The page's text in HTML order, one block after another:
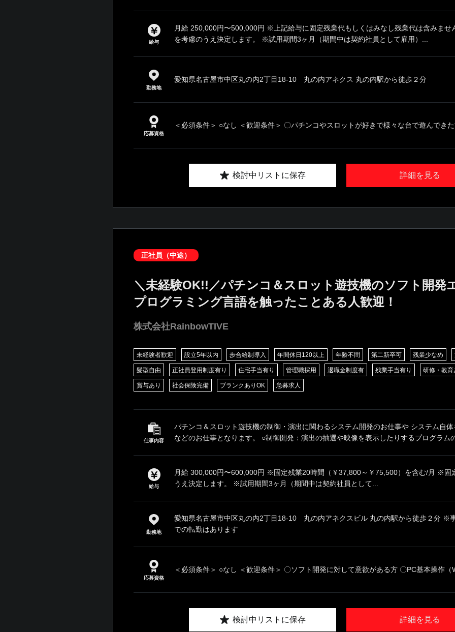
給与
月給 250,000円〜500,000円 ※上記給与に固定残業代もしくはみなし残業代は含みま
を考慮のうえ決定します。 ※試用期間3ヶ月（期間中は契約社員として雇用）...
勤務地
愛知県名古屋市中区丸の内2丁目18-10 丸の内アネクス 丸の内駅から徒歩２分
応募資格
＜必須条件＞ ○なし ＜歓迎条件＞ 〇パチンコやスロットが好きで様々な台で遊んでき
詳細を見る
検討中リストに保存
正社員（中途）
＼未経験OK!!／パチンコ＆スロット遊技機のソフト開発
プログラミング言語を触ったことある人歓迎！
株式会社RainbowTIVE
未経験者歓迎 設立5年以内 歩合給制導入 年間休日120以上 年齢不問 第二新卒可 残業少なめ
髪型自由 正社員登用制度有り 住宅手当有り 管理職採用 退職金制度有 残業手当有り 研修・教育
賞与あり 社会保険完備 ブランクありOK 急募求人
仕事内容
パチンコ＆スロット遊技機の制御・演出に関わるシステム開発のお仕事や システム自
などのお仕事となります。 ○制御開発：演出の抽選や映像を表示したりするプログラム
給与
月給 300,000円〜600,000円 ※固定残業20時間（￥37,800～￥75,500）を含む/月 ※固
うえ決定します。 ※試用期間3ヶ月（期間中は契約社員として...
勤務地
愛知県名古屋市中区丸の内2丁目18-10 丸の内アネクスビル 丸の内駅から徒歩２分 ※
での転勤はあります
応募資格
＜必須条件＞ ○なし ＜歓迎条件＞ 〇ソフト開発に対して意欲がある方 〇PC基本操作（
詳細を見る
検討中リストに保存